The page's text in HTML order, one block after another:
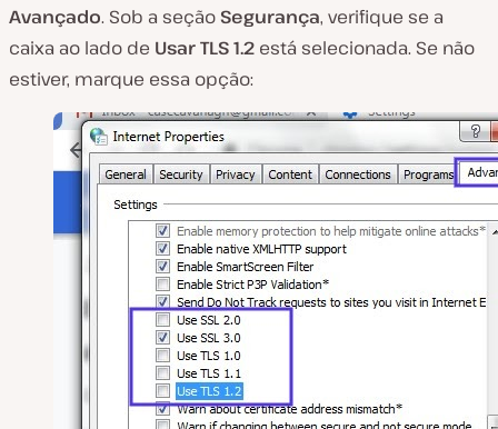
Avançado. Sob a seção Segurança, verifique se a
caixa ao lado de Usar TLS 1.2 está selecionada. Se não
estiver, marque essa opção: